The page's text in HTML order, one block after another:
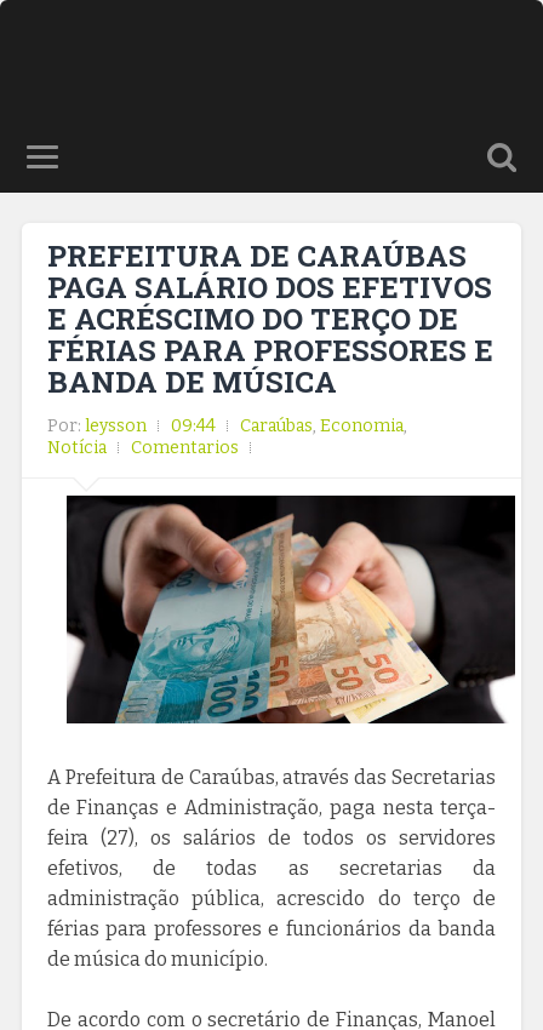
PREFEITURA DE CARAÚBAS
PAGA SALÁRIO DOS EFETIVOS
E ACRÉSCIMO DO TERÇO DE
FÉRIAS PARA PROFESSORES E
BANDA DE MÚSICA
Por: leysson 09:44 Caraúbas, Economia,
Notícia
Comentarios
A Prefeitura de Caraúbas, através das Secretarias
de Finanças e Administração, paga nesta terça-
feira (27), os salários de todos os servidores
efetivos, de todas as secretarias da
administração pública, acrescido do terço de
férias para professores e funcionários da banda
de música do município.
De acordo com o secretário de Finanças, Manoel